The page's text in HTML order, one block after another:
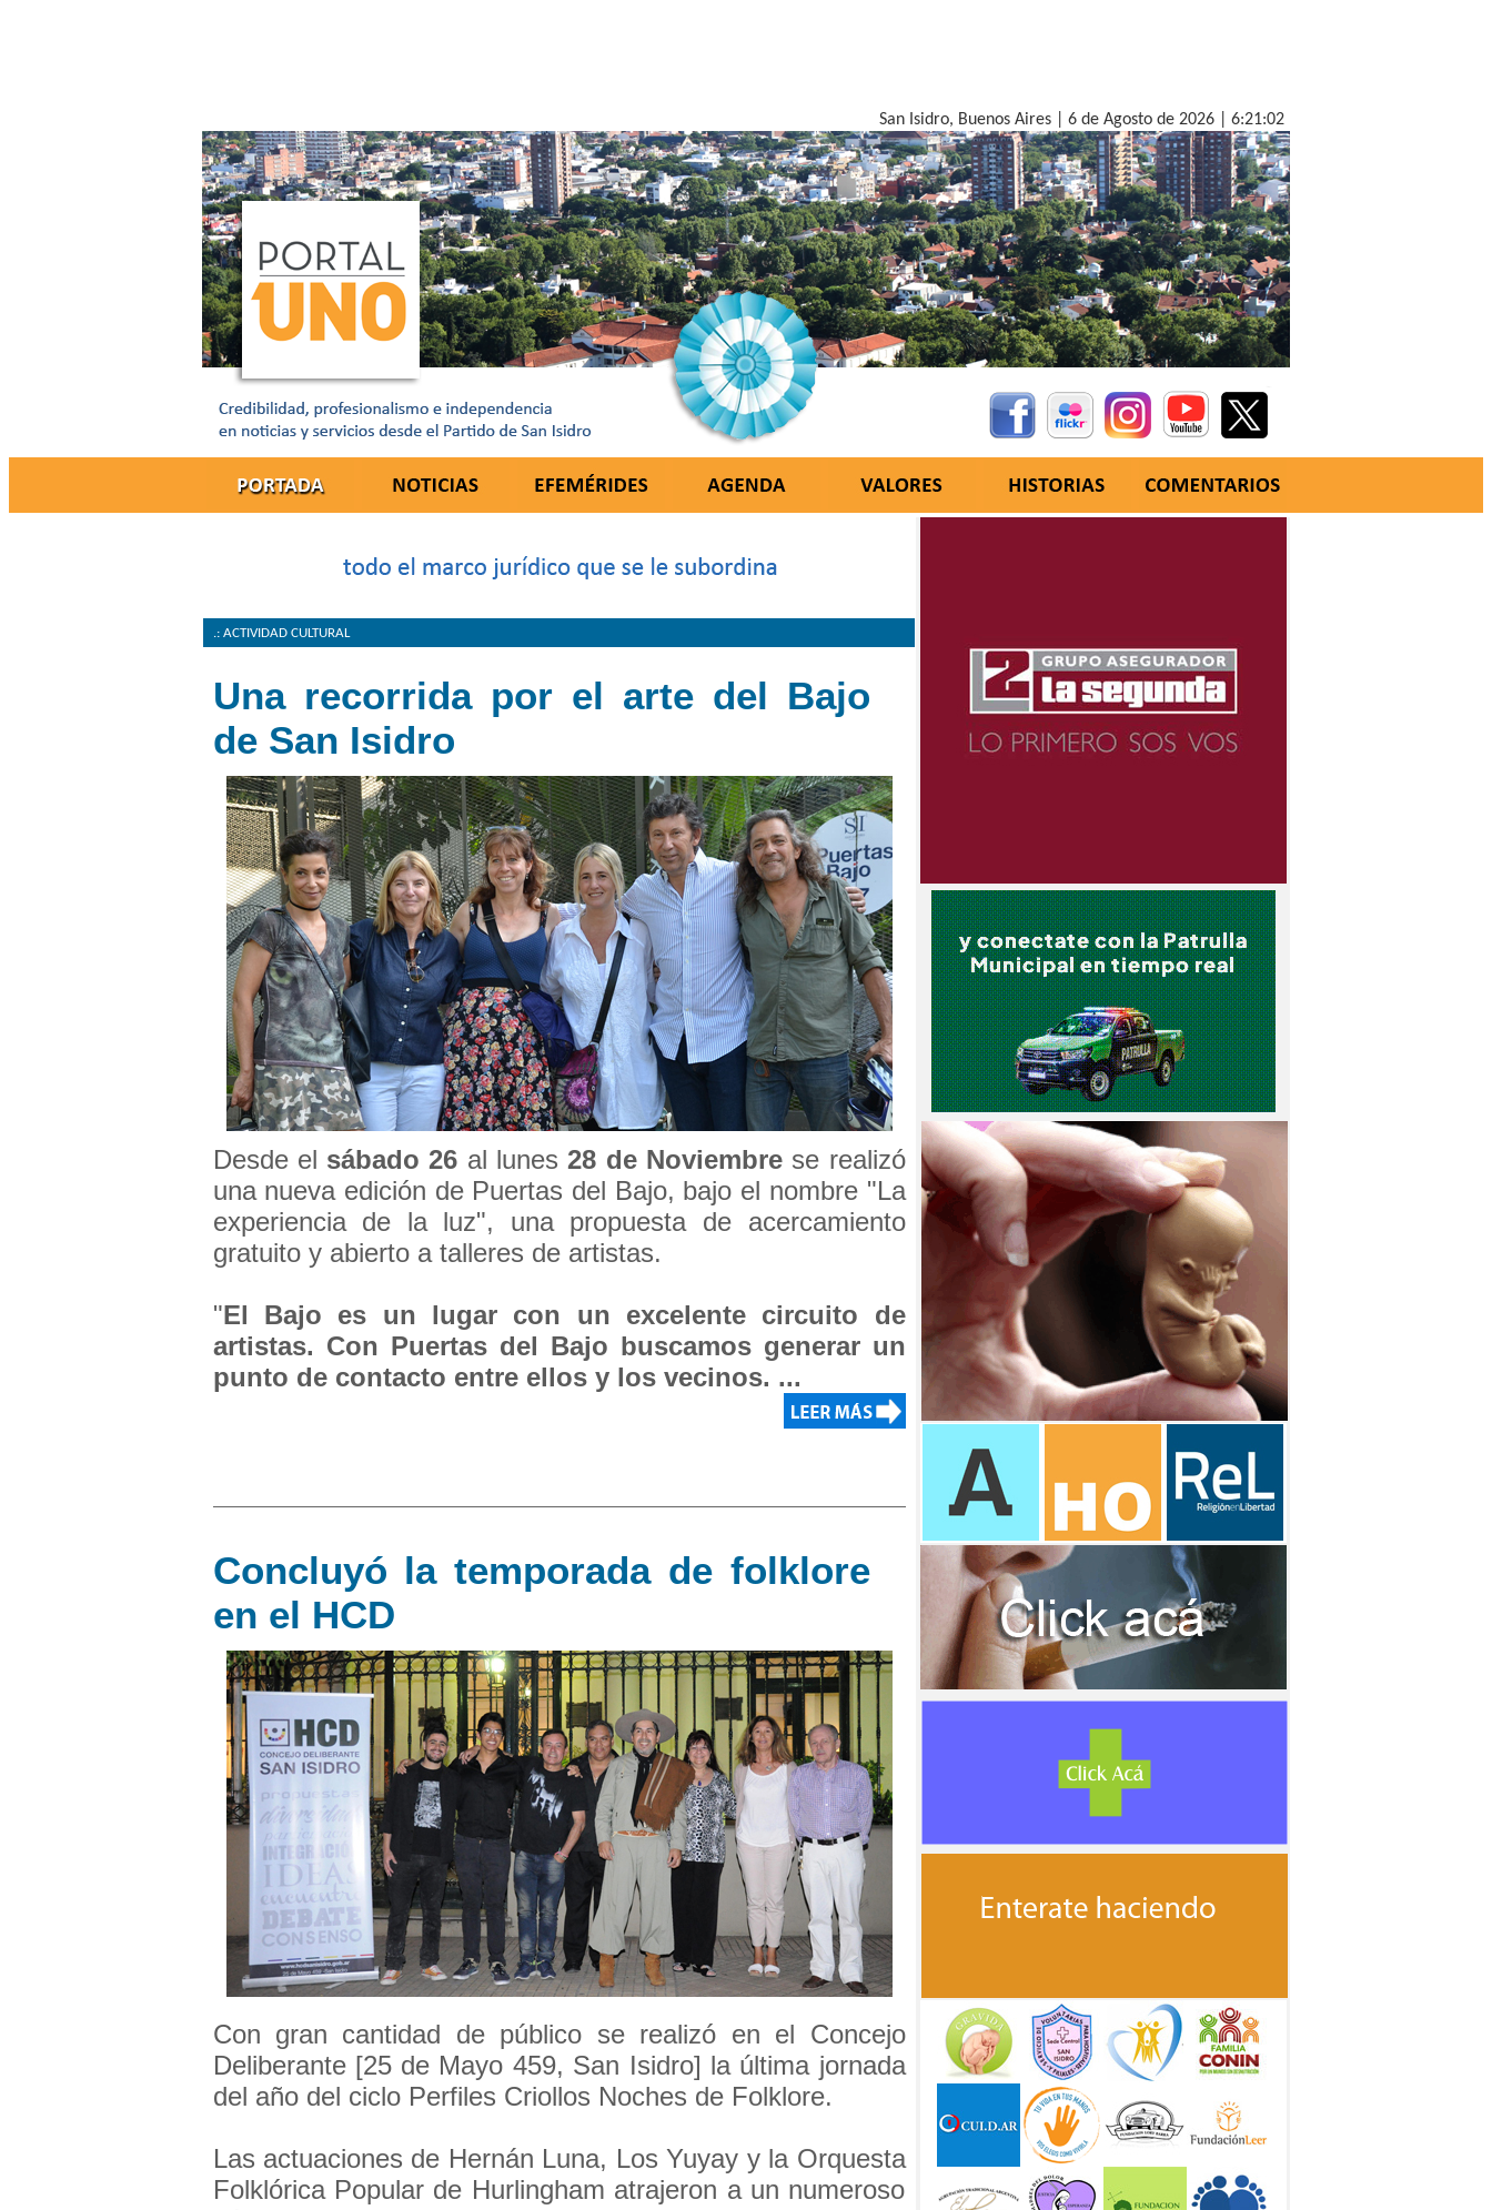
San Isidro, Buenos Aires | 6 de Agosto de 2026 | 6:21:04
.: ACTIVIDAD CULTURAL
Una recorrida por el arte del Bajo
de San Isidro
Desde el sábado 26 al lunes 28 de Noviembrese realizó
una nueva edición de Puertas del Bajo, bajo el nombre "La
experiencia de la luz", una propuesta de acercamiento
gratuito y abierto a talleres de artistas.
"El Bajo es un lugar con un excelente circuito de
artistas. Con Puertas del Bajo buscamos generar un
punto de contacto entre ellos y los vecinos. ...
Concluyó la temporada de folklore
en el HCD
Con gran cantidad de público se realizó en el Concejo
Deliberante [25 de Mayo 459, San Isidro] la última jornada
del año del ciclo Perfiles Criollos Noches de Folklore.
Las actuaciones de Hernán Luna, Los Yuyay y la Orquesta
Folklórica Popular de Hurlingham atrajeron a un numeroso